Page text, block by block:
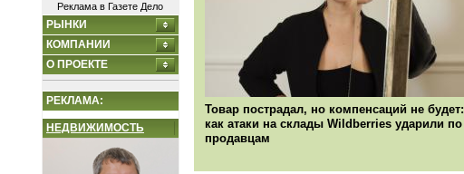
Реклама в Газете Дело
РЫНКИ
КОМПАНИИ
О ПРОЕКТЕ
РЕКЛАМА:
НЕДВИЖИМОСТЬ
Товар пострадал, но компенсаций не будет:
как атаки на склады Wildberries ударили по
продавцам